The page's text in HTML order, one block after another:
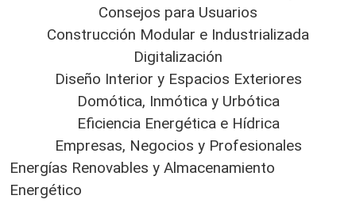
Consejos para Usuarios
Construcción Modular e Industrializada
Digitalización
Diseño Interior y Espacios Exteriores
Domótica, Inmótica y Urbótica
Eficiencia Energética e Hídrica
Empresas, Negocios y Profesionales
Energías Renovables y Almacenamiento
Energético